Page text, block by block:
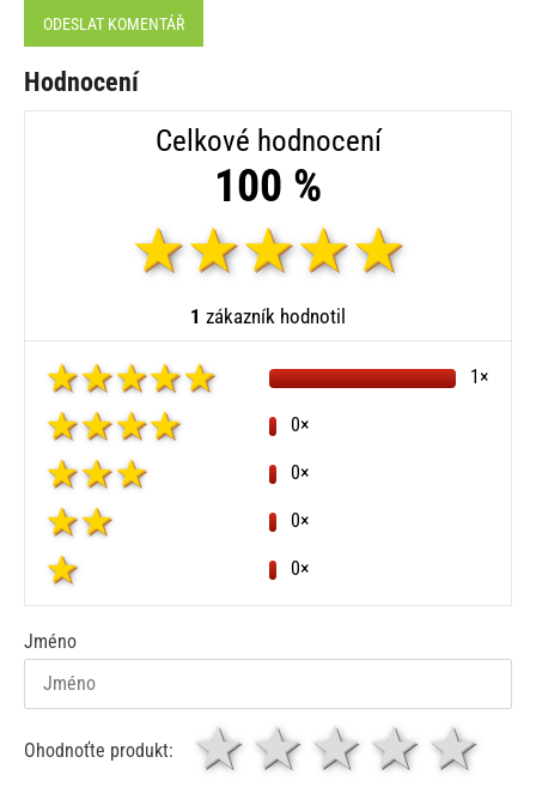
ODESLAT KOMENTÁŘ
Hodnocení
Celkové hodnocení
100 %
1 zákazník hodnotil
1×
0×
0×
0×
0×
Jméno
Ohodnoťte produkt: 4
3
2 hvězdy
1 hvězda